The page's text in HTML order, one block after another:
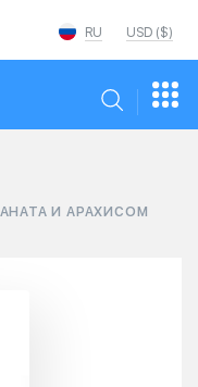
USD ($)
RU
И АРАХИСОМ